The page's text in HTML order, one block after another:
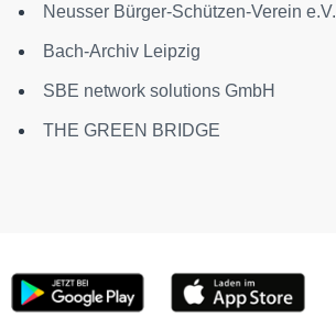
Neusser Bürger-Schützen-Verein e.V.
Bach-Archiv Leipzig
SBE network solutions GmbH
THE GREEN BRIDGE